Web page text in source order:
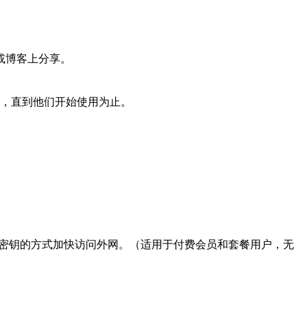
客上分享。
直到他们开始使用为止。
钥的方式加快访问外网。（适用于付费会员和套餐用户，无